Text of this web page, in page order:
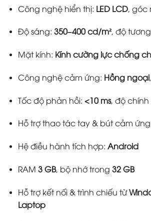
Công nghệ hiển thị: LED LCD, góc
Độ sáng: 350–400 cd/m², độ
Mặt kính: Kính cường lực chống
Công nghệ cảm ứng: Hồng ngoại,
Tốc độ phản hồi: <10 ms, độ
Hỗ trợ thao tác tay & bút cảm ứng
Hệ điều hành tích hợp: Android
RAM 3 GB, bộ nhớ trong 32 GB
Hỗ trợ kết nối & trình chiếu từ
Laptop